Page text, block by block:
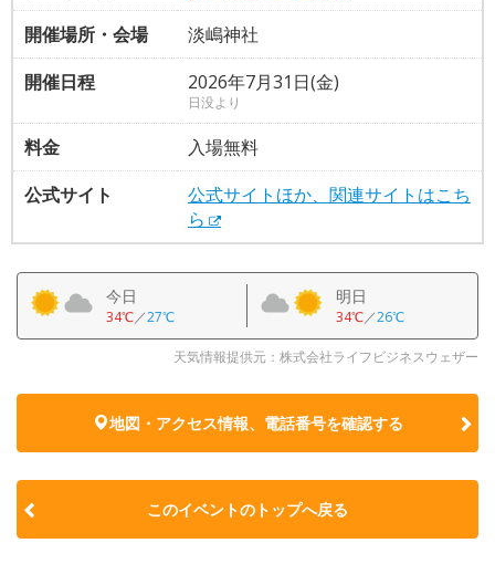
開催場所・会場
淡嶋神社
開催日程
2026年7月31日(金)
日没より
料金
入場無料
公式サイト
公式サイトほか、関連サイトはこち
ら
今日
34℃／27℃
明日
34℃／26℃
天気情報提供元：株式会社ライフビジネスウェザー
地図・アクセス情報、電話番号を確認する
このイベントのトップへ戻る